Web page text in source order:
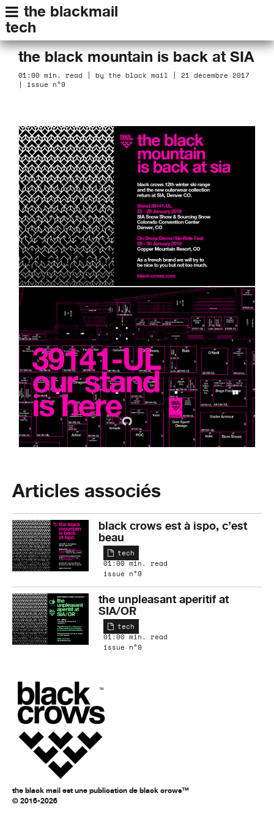
the blackmail
tech
the black mountain is back at SIA
01:00 min. read | by the black mail | 21 décembre 2017
| issue n°9
Articles associés
black crows est à ispo, c’est
beau
tech
01:00 min. read
issue n°9
the unpleasant aperitif at
SIA/OR
tech
01:00 min. read
issue n°9
the black mail est une publication de black crows™
© 2016-2026